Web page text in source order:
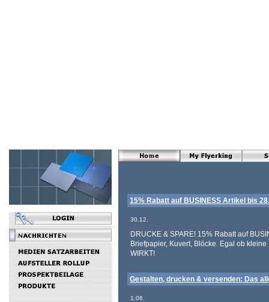
15% Rabatt auf BUSINESS Artikel bis
30.12.
DRUCKE & SPARE! 15% Rabatt auf
Briefpapier, Kuvert, Blöcke. Egal ob
WIRKT!
Gestalten, drucken & versenden: Das
1.06.